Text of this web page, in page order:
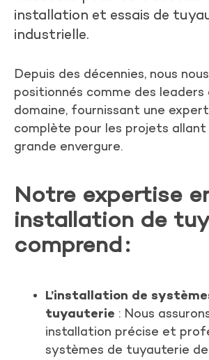
installation et essais de
industrielle.
Depuis des décennies, nous
positionnés comme des leaders
domaine, fournissant une
complète pour les projets allant
grande envergure.
Notre expertise
installation de
comprend:
L’installation de
tuyauterie : Nous
installation précise et
systèmes de tuyauterie